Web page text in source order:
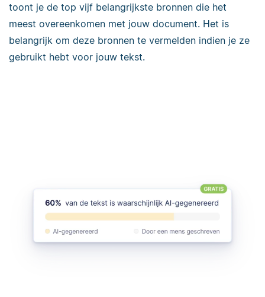
toont je de top vijf belangrijkste bronnen die het
meest overeenkomen met jouw document. Het is
belangrijk om deze bronnen te vermelden indien je ze
gebruikt hebt voor jouw tekst.